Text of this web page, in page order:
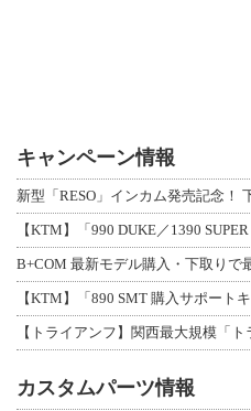
キャンペーン情報
【KTM】「990 DUKE／1390
【KTM】「890 SMT 購入サポート
カスタムパーツ情報